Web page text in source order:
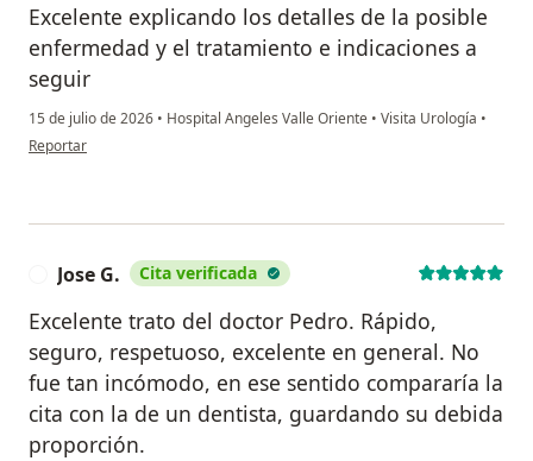
Excelente explicando los detalles de la posible
enfermedad y el tratamiento e indicaciones a
seguir
15 de julio de 2026 • Hospital Angeles Valle Oriente • Visita Urología •
en opinión del usuario N Crisóstomo
Reportar
Jose G. Cita verificada
Excelente trato del doctor Pedro. Rápido,
seguro, respetuoso, excelente en general. No
fue tan incómodo, en ese sentido compararía la
cita con la de un dentista, guardando su debida
proporción.